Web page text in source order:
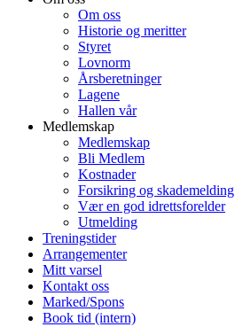
Om oss
Historie og meritter
Styret
Lovnorm
Årsberetninger
Lagene
Hallen vår
Medlemskap
Medlemskap
Bli Medlem
Kostnader
Forsikring og skademelding
Vær en god idrettsforelder
Utmelding
Treningstider
Arrangementer
Mitt varsel
Kontakt oss
Marked/Spons
Book tid (intern)